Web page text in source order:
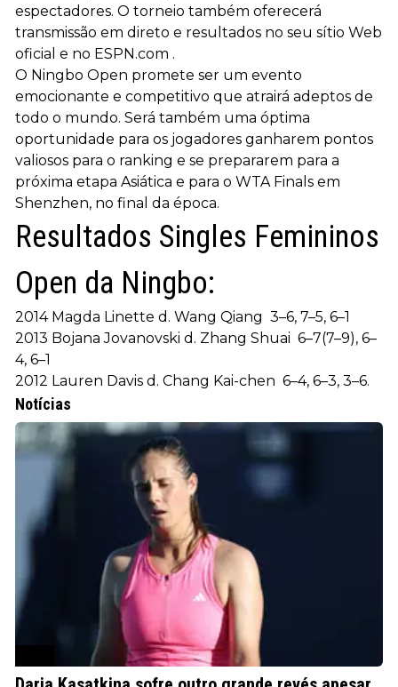
espectadores. O torneio também oferecerá
transmissão em direto e resultados no seu sítio Web
oficial e no ESPN.com .
O Ningbo Open promete ser um evento
emocionante e competitivo que atrairá adeptos de
todo o mundo. Será também uma óptima
oportunidade para os jogadores ganharem pontos
valiosos para o ranking e se prepararem para a
próxima etapa Asiática e para o WTA Finals em
Shenzhen, no final da época.
Resultados Singles Femininos
Open da Ningbo:
2014 Magda Linette d. Wang Qiang 3–6, 7–5, 6–1
2013 Bojana Jovanovski d. Zhang Shuai 6–7(7–9), 6–
4, 6–1
2012 Lauren Davis d. Chang Kai-chen 6–4, 6–3, 3–6.
Notícias